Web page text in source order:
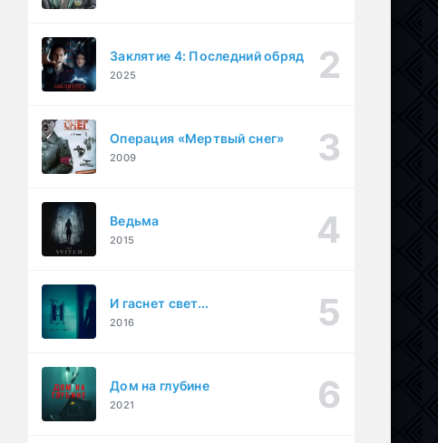
Заклятие 4: Последний обряд
2025
Операция «Мертвый снег»
2009
Ведьма
2015
И гаснет свет...
2016
Дом на глубине
2021